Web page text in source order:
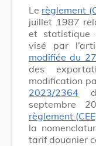
Le règlement
juillet 1987
et statistique
visé par
modifiée du
des
modification
2023/2364
septembre
règlement
la
tarif douanier